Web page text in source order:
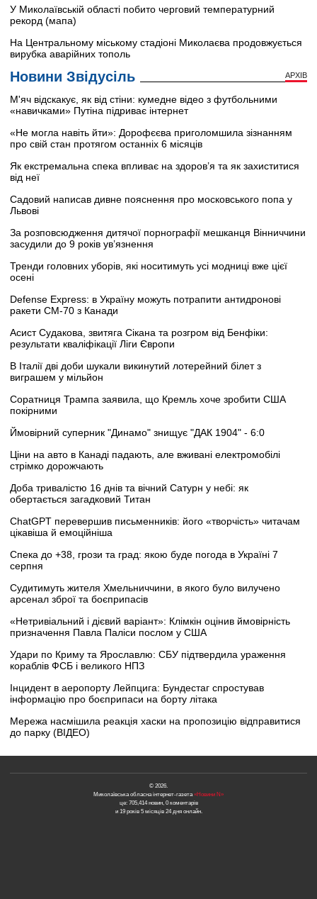
У Миколаївській області побито черговий температурний
рекорд (мапа)
На Центральному міському стадіоні Миколаєва продовжується
вирубка аварійних тополь
Новини Звідусіль АРХІВ
М'яч відскакує, як від стіни: кумедне відео з футбольними
«навичками» Путіна підриває інтернет
«Не могла навіть йти»: Дорофєєва приголомшила зізнанням
про свій стан протягом останніх 6 місяців
Як екстремальна спека впливає на здоров’я та як захиститися
від неї
Садовий написав дивне пояснення про московського попа у
Львові
За розповсюдження дитячої порнографії мешканця Вінниччини
засудили до 9 років ув’язнення
Тренди головних уборів, які носитимуть усі модниці вже цієї
осені
Defense Express: в Україну можуть потрапити антидронові
ракети CM-70 з Канади
Асист Судакова, звитяга Сікана та розгром від Бенфіки:
результати кваліфікації Ліги Європи
В Італії дві доби шукали викинутий лотерейний білет з
виграшем у мільйон
Соратниця Трампа заявила, що Кремль хоче зробити США
покірними
Ймовірний суперник "Динамо" знищує "ДАК 1904" - 6:0
Ціни на авто в Канаді падають, але вживані електромобілі
стрімко дорожчають
Доба тривалістю 16 днів та вічний Сатурн у небі: як
обертається загадковий Титан
ChatGPT перевершив письменників: його «творчість» читачам
цікавіша й емоційніша
Спека до +38, грози та град: якою буде погода в Україні 7
серпня
Судитимуть жителя Хмельниччини, в якого було вилучено
арсенал зброї та боєприпасів
«Нетривіальний і дієвий варіант»: Клімкін оцінив ймовірність
призначення Павла Паліси послом у США
Удари по Криму та Ярославлю: СБУ підтвердила ураження
кораблів ФСБ і великого НПЗ
Інцидент в аеропорту Лейпцига: Бундестаг спростував
інформацію про боєприпаси на борту літака
Мережа насмішила реакція хаски на пропозицію відправитися
до парку (ВІДЕО)
© 2026.
Миколаївська обласна інтернет-газета«Новини N»
це: 705,414 новин, 0 коментарів
и 19 років 5 місяців 24 дня онлайн.